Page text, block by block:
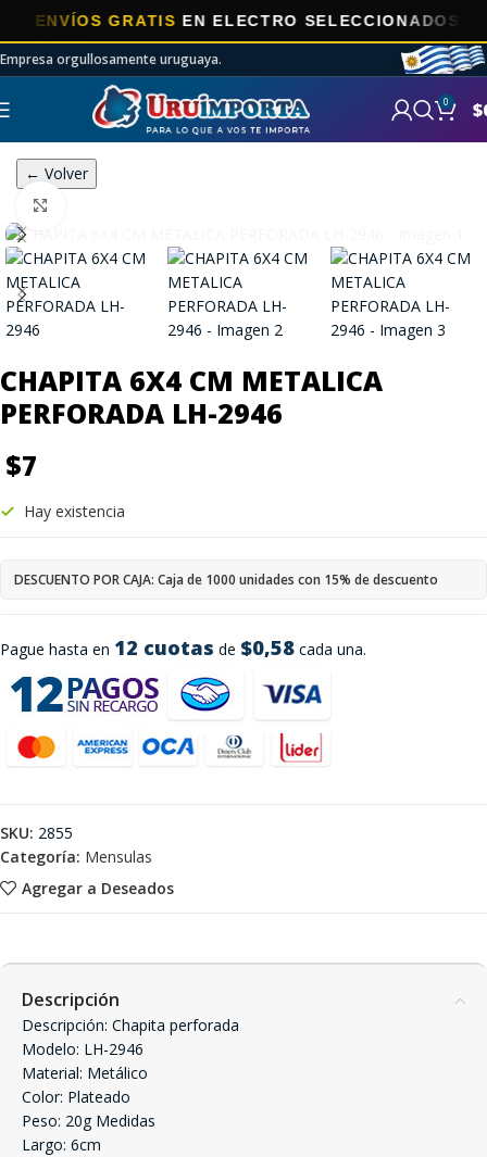
GRATISEN ELECTRO SELECCIONADOS!
Empresa orgullosamente uruguaya.
0 $
← Volver
CHAPITA 6X4 CM METALICA
PERFORADA LH-2946
$7
Pague hasta en 12 cuotas de $0,58 cada una.
Hay existencia
DESCUENTO POR CAJA: Caja de 1000 unidades con 15% de descuento
Agregar a Deseados
SKU: 2855
Categoría: Mensulas
Descripción
Descripción: Chapita perforada
Modelo: LH-2946
Material: Metálico
Color: Plateado
Peso: 20g Medidas
Largo: 6cm